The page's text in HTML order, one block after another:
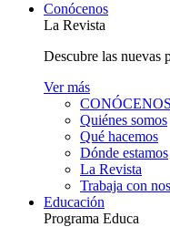
Conócenos
La Revista
Descubre las nuevas
Ver más
CONÓCENOS
Quiénes somos
Qué hacemos
Dónde estamos
La Revista
Trabaja con
Educación
Programa Educa